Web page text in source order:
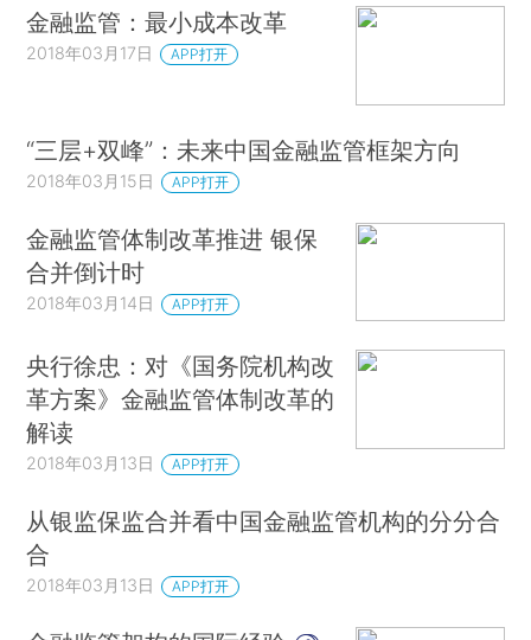
金融监管：最小成本改革
2018年03月17日 APP打开
“三层+双峰”：未来中国金融监管框架方向
2018年03月15日 APP打开
金融监管体制改革推进 银保
合并倒计时
2018年03月14日 APP打开
央行徐忠：对《国务院机构改
革方案》金融监管体制改革的
解读
2018年03月13日 APP打开
从银监保监合并看中国金融监管机构的分分合
合
2018年03月13日 APP打开